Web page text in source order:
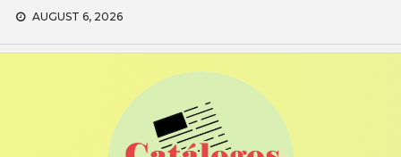
Skip
content
AUGUST 6, 2026